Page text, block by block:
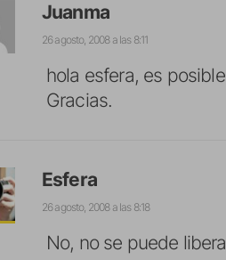
Juanma
26 agosto, 2008 a las 8:11
hola esfera, es
Gracias.
Esfera
26 agosto, 2008 a las 8:18
No, no se puede